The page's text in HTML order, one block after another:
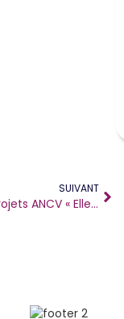
SUIVANT
Appel à projets ANCV « Elles en Vacances 2026 »